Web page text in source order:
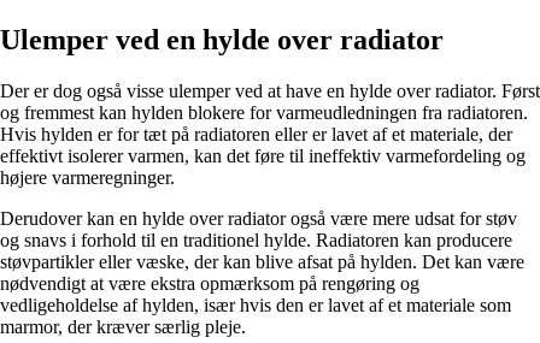
Ulemper ved en hylde over radiator
Der er dog også visse ulemper ved at have en hylde over radiator. Først
og fremmest kan hylden blokere for varmeudledningen fra radiatoren.
Hvis hylden er for tæt på radiatoren eller er lavet af et materiale, der
effektivt isolerer varmen, kan det føre til ineffektiv varmefordeling og
højere varmeregninger.
Derudover kan en hylde over radiator også være mere udsat for støv
og snavs i forhold til en traditionel hylde. Radiatoren kan producere
støvpartikler eller væske, der kan blive afsat på hylden. Det kan være
nødvendigt at være ekstra opmærksom på rengøring og
vedligeholdelse af hylden, især hvis den er lavet af et materiale som
marmor, der kræver særlig pleje.